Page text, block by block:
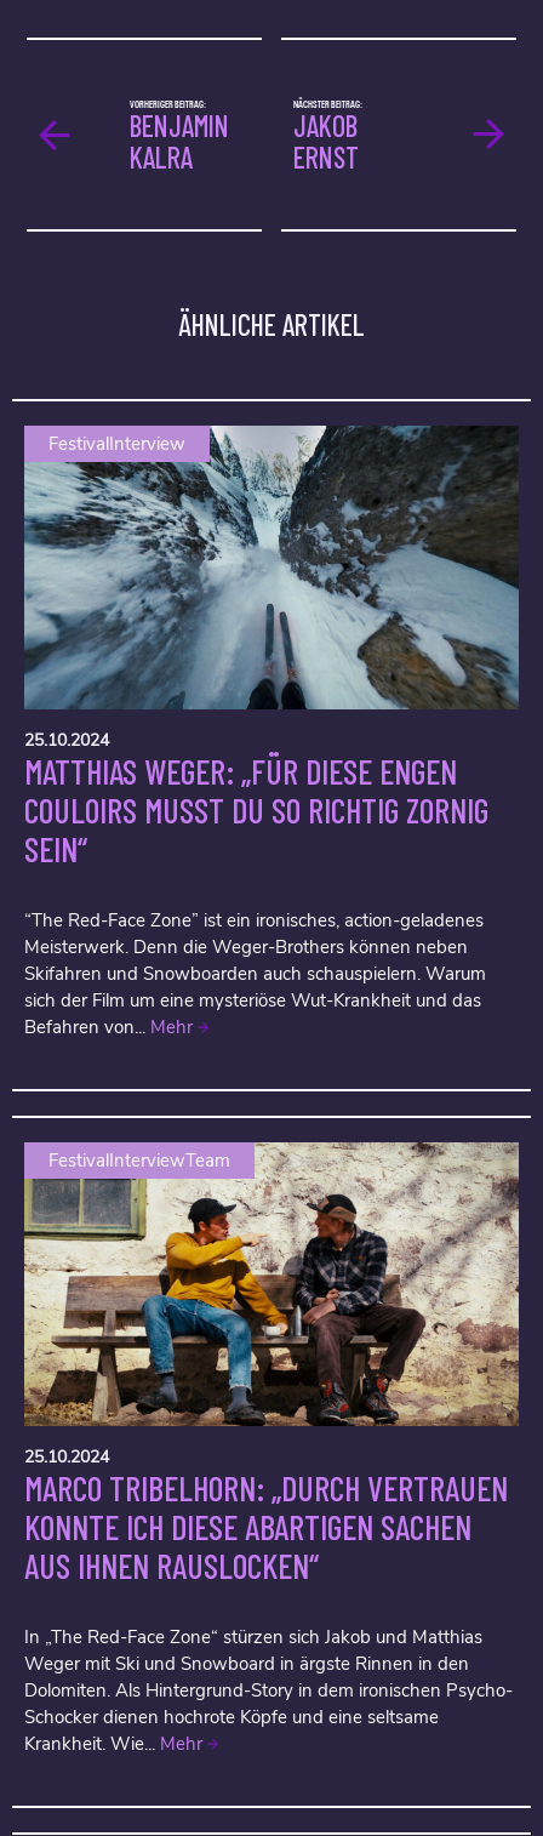
NÄCHSTER BEITRAG:
JAKOB
ERNST
VORHERIGER BEITRAG:
BENJAMIN
KALRA
ÄHNLICHE ARTIKEL
FestivalInterview
25.10.2024
MATTHIAS WEGER: „FÜR DIESE ENGEN
COULOIRS MUSST DU SO RICHTIG ZORNIG
SEIN“
“The Red-Face Zone” ist ein ironisches, action-geladenes
Meisterwerk. Denn die Weger-Brothers können neben
Skifahren und Snowboarden auch schauspielern. Warum
sich der Film um eine mysteriöse Wut-Krankheit und das
Befahren von... Mehr
FestivalInterviewTeam
25.10.2024
MARCO TRIBELHORN: „DURCH VERTRAUEN
KONNTE ICH DIESE ABARTIGEN SACHEN
AUS IHNEN RAUSLOCKEN“
In „The Red-Face Zone“ stürzen sich Jakob und Matthias
Weger mit Ski und Snowboard in ärgste Rinnen in den
Dolomiten. Als Hintergrund-Story in dem ironischen Psycho-
Schocker dienen hochrote Köpfe und eine seltsame
Krankheit. Wie... Mehr